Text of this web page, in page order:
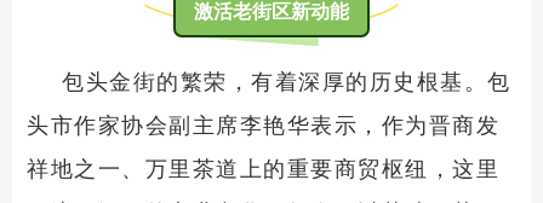
激活老街区新动能
包头金街的繁荣，有着深厚的历史根基。包
头市作家协会副主席李艳华表示，作为晋商发
祥地之一、万里茶道上的重要商贸枢纽，这里